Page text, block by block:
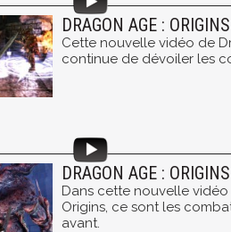
DRAGON AGE :
Cette nouvelle vidéo de
continue de dévoiler les
DRAGON AGE :
Dans cette nouvelle
Origins, ce sont les
avant.